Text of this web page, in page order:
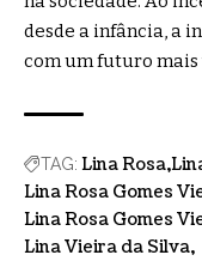
desde a infância, a
com um futuro
TAG: Lina Rosa
Lina Rosa Gomes
Lina Rosa Gomes
Lina Vieira da Silva